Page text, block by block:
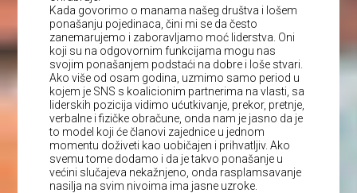
Kada govorimo o manama našeg društva i lošem
ponašanju pojedinaca, čini mi se da često
zanemarujemo i zaboravljamo moć liderstva. Oni
koji su na odgovornim funkcijama mogu nas
svojim ponašanjem podstaći na dobre i loše stvari.
Ako više od osam godina, uzmimo samo period u
kojem je SNS s koalicionim partnerima na vlasti, sa
liderskih pozicija vidimo ućutkivanje, prekor, pretnje,
verbalne i fizičke obračune, onda nam je jasno da je
to model koji će članovi zajednice u jednom
momentu doživeti kao uobičajen i prihvatljiv. Ako
svemu tome dodamo i da je takvo ponašanje u
većini slučajeva nekažnjeno, onda rasplamsavanje
nasilja na svim nivoima ima jasne uzroke.